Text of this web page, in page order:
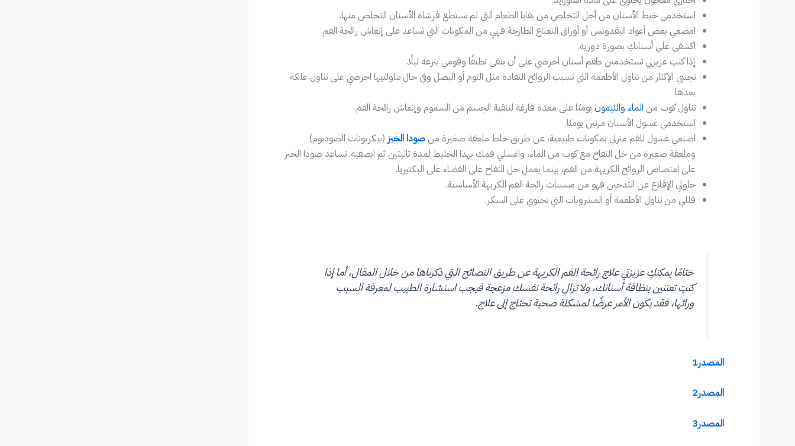
استخدمي خيط الأسنان من أجل التخلص من بقايا الطعام التي لم تستطع فرشاة الأسنان التخلص منها.
امضغي بعض أعواد البقدونس أو أوراق النعناع الطازجة فهي من المكونات التي تساعد على إنعاش رائحة الفم.
اكشفي علي أسنانكِ بصورة دورية.
إذا كنتِ عزيزتي تستخدمين طقم أسنان احرصي على أن يبقى نظيفًا وقومي بنزعه ليلًا.
تجنبي الإكثار من تناول الأطعمة التي تسبب الروائح النفاذة مثل الثوم أو البصل وفي حال تناولتيها احرصي على تناول علكة
بعدها.
تناول كوب من الماء والليمون يوميًا على معدة فارغة لتنقية الجسم من السموم وإنعاش رائحة الفم.
استخدمي غسول الأسنان مرتين يوميًا.
اصنعي غسول للفم منزلي بمكونات طبيعية، عن طريق خلط ملعقة صغيرة من صودا الخبز (بيكربونات الصوديوم)
وملعقة صغيرة من خل التفاح مع كوب من الماء، واغسلي فمك بهذا الخليط لمدة ثانيتين ثم ابصقيه. تساعد صودا الخبز
على امتصاص الروائح الكريهة من الفم، بينما يعمل خل التفاح على القضاء على البكتيريا.
حاولي الإقلاع عن التدخين فهو من مسببات رائحة الفم الكريهة الأساسية.
قللي من تناول الأطعمة أو المشروبات التي تحتوي على السكر.
ختامًا يمكنكِ عزيزتي علاج رائحة الفم الكريهة عن طريق النصائح التي ذكرناها من خلال المقال، أما إذا
كنتِ تعتنين بنظافة أسنانك، ولا تزال رائحة نفسك مزعجة فيجب استشارة الطبيب لمعرفة السبب
ورائها، فقد يكون الأمر عرضًا لمشكلة صحية تحتاج إلى علاج.
المصدر1
المصدر2
المصدر3